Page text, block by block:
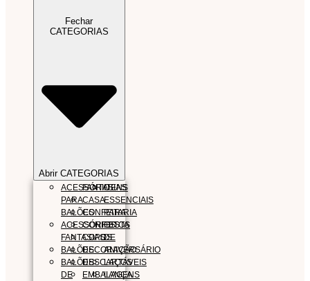
Fechar
CATEGORIAS
Abrir CATEGORIAS
ACESSÓRIO
PARA
BALÕES
ACESSÓRIOS
FANTASIAS
BALÕES
BALÕES
DE
FANTASIAS
CASA
CONFEITARIA
CONFEITOS
COPOS
DECORAÇÃO
DESCARTÁVEIS
EMBALAGENS
ITENS
ESSENCIAIS
PARA
FESTA
DE
ANIVERSÁRIO
LAÇOS
LANÇA